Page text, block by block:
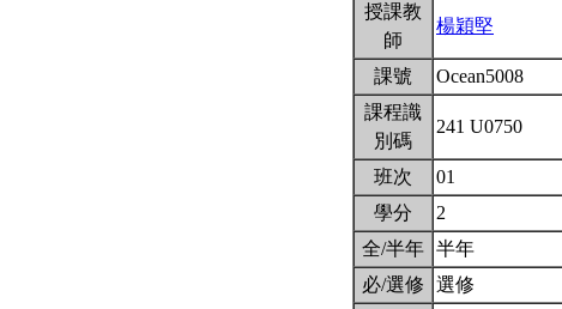
授課教
師
楊穎堅
課號
Ocean5008
課程識
別碼
241 U0750
班次
01
學分
2
全/半年 半年
必/選修
選修